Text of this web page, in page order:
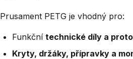
Prusament PETG je vhodný pro:
Funkční technické díly a
Kryty, držáky, přípravky a